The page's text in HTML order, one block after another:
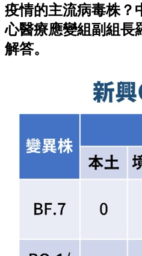
疫情的主流病毒株？
心醫療應變組副組長
解答。